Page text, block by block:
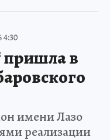
пришла в
имени Лазо
реализации